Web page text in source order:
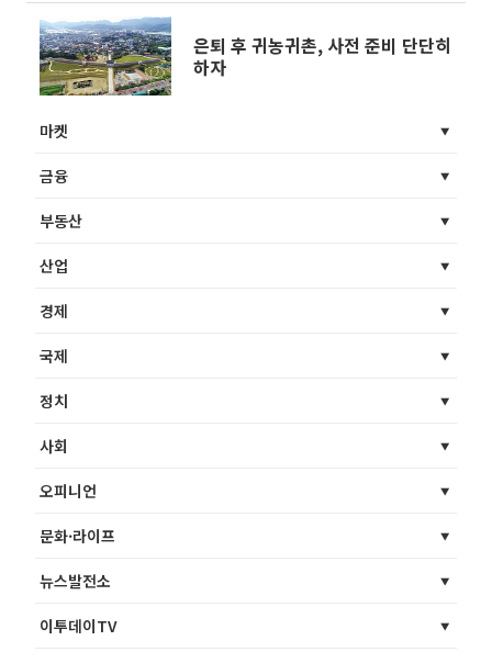
은퇴 후 귀농귀촌, 사전 준비 단단히
하자
마켓
금융
부동산
산업
경제
국제
정치
사회
오피니언
문화·라이프
뉴스발전소
이투데이TV